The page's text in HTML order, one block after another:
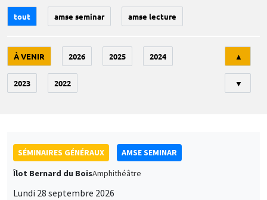
tout amse seminar amse lecture
À VENIR 2026 2025 2024
2023 2022
▲
▼
SÉMINAIRES GÉNÉRAUX
AMSE SEMINAR
Îlot Bernard du BoisAmphithéâtre
Lundi 28 septembre 2026